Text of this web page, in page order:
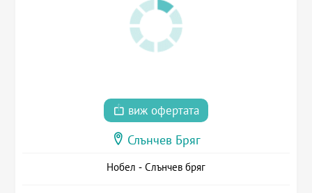
виж офертата
Слънчев Бряг
Нобел - Слънчев бряг